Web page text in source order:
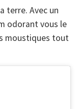
terre. Avec un
odorant vous le
moustiques tout